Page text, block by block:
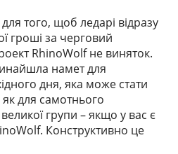
того, щоб ледарі відразу
гроші за черговий
RhinoWolf не виняток.
намет для
дня, яка може стати
для самотнього
групи – якщо у вас є
Конструктивно це